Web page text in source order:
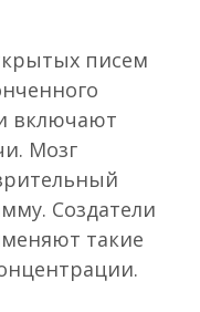
писем
включают
Мозг
Создатели
такие